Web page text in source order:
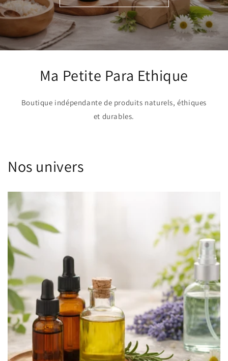
Ma Petite Para Ethique
Boutique indépendante de produits naturels, éthiques
et durables.
Nos univers